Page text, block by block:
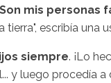
Son mis personas
escribía una
siempre. ¡Lo
y luego procedía a